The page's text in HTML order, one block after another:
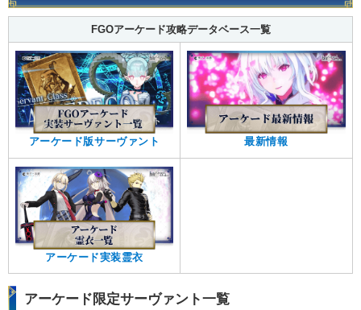
FGOアーケード攻略データベース一覧
アーケード版サーヴァント 最新情報
アーケード実装霊衣
アーケード限定サーヴァント一覧